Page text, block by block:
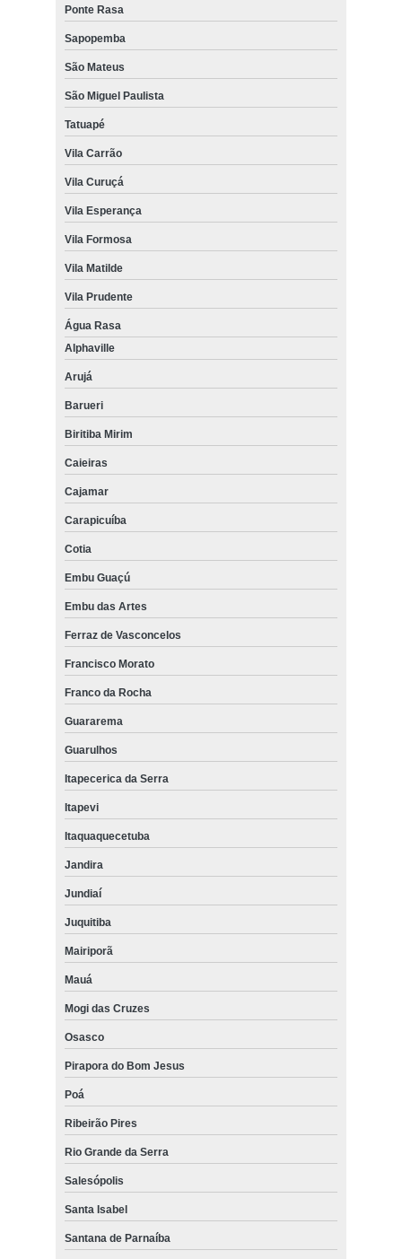
Ponte Rasa
Sapopemba
São Mateus
São Miguel Paulista
Tatuapé
Vila Carrão
Vila Curuçá
Vila Esperança
Vila Formosa
Vila Matilde
Vila Prudente
Água Rasa
Alphaville
Arujá
Barueri
Biritiba Mirim
Caieiras
Cajamar
Carapicuíba
Cotia
Embu Guaçú
Embu das Artes
Ferraz de Vasconcelos
Francisco Morato
Franco da Rocha
Guararema
Guarulhos
Itapecerica da Serra
Itapevi
Itaquaquecetuba
Jandira
Jundiaí
Juquitiba
Mairiporã
Mauá
Mogi das Cruzes
Osasco
Pirapora do Bom Jesus
Poá
Ribeirão Pires
Rio Grande da Serra
Salesópolis
Santa Isabel
Santana de Parnaíba